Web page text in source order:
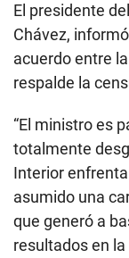
El presidente
Chávez,
acuerdo entre
respalde la
“El ministro es
totalmente
Interior
asumido una
que generó a
resultados en